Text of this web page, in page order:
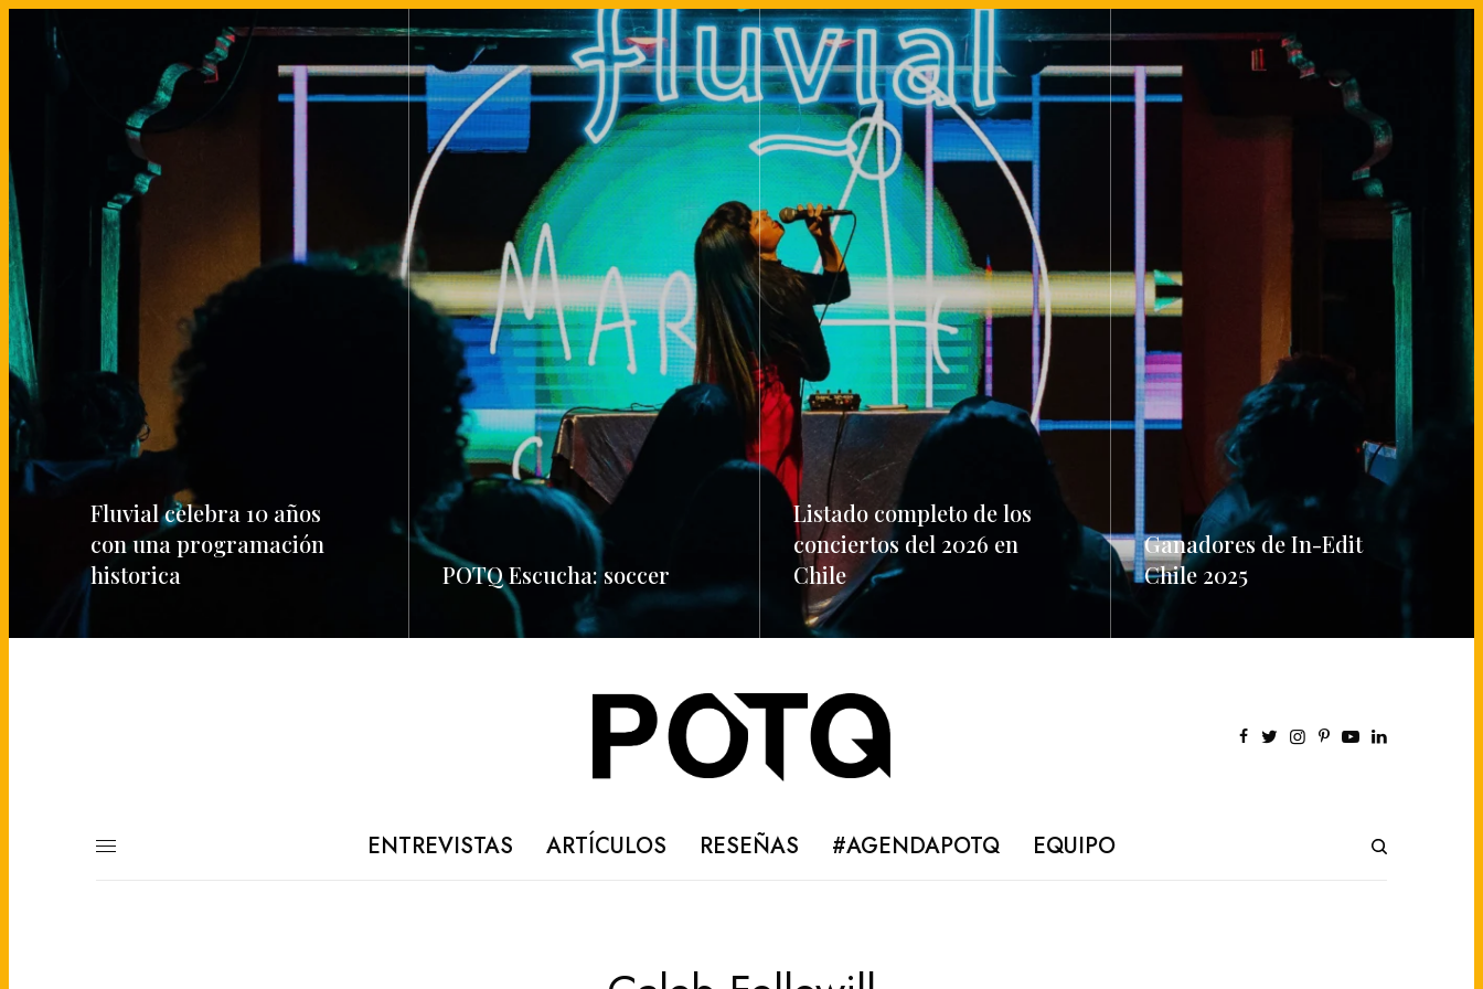
Fluvial celebra 10 años
con una programación
historica
POTQ Escucha: soccer
Listado completo de los
conciertos del 2026 en
Chile
READ MORE
Ganadores de In-Edit
Chile 2025
ENTREVISTAS ARTÍCULOS RESEÑAS #AGENDAPOTQ EQUIPO